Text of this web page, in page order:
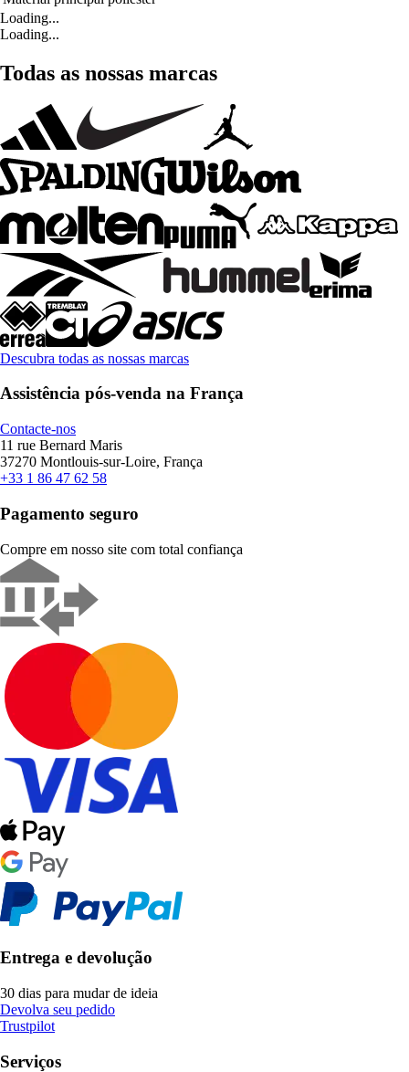
Loading...
Loading...
Todas as nossas marcas
Descubra todas as nossas marcas
Assistência pós-venda na França
Contacte-nos
11 rue Bernard Maris
37270 Montlouis-sur-Loire, França
+33 1 86 47 62 58
Pagamento seguro
Compre em nosso site com total confiança
Entrega e devolução
30 dias para mudar de ideia
Devolva seu pedido
Trustpilot
Serviços